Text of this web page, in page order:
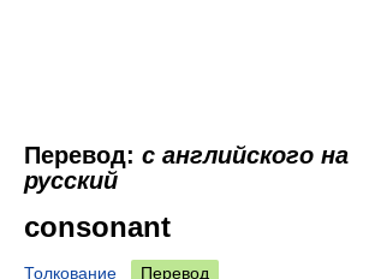
Перевод: с английского на
русский
consonant
Толкование Перевод